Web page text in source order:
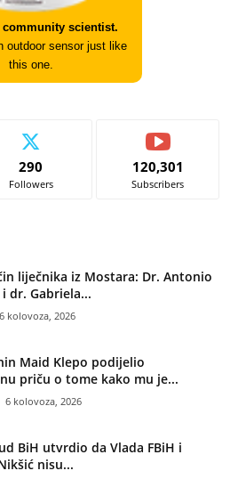
community scientist.
outdoor sensor just like
this one.
290
Followers
120,301
Subscribers
liječnika iz Mostara: Dr. Antonio
dr. Gabriela...
6 kolovoza, 2026
Maid Klepo podijelio
priču o tome kako mu je...
6 kolovoza, 2026
BiH utvrdio da Vlada FBiH i
nisu...